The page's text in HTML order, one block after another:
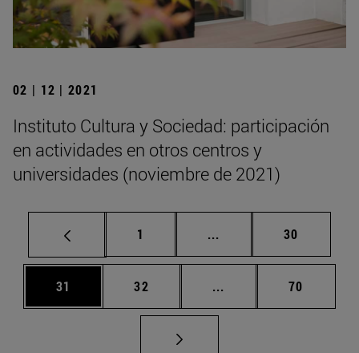
02 | 12 | 2021
Instituto Cultura y Sociedad: participación
en actividades en otros centros y
universidades (noviembre de 2021)
Página
1 ... Páginas intermedias
Página
30
Página
31 Página
32 ... Páginas intermedias
Página
70